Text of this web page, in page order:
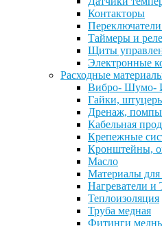
Контакторы
Таймеры и реле
Щиты
Электронные
Расходные
Вибро- Шумо-
Гайки,
Дренаж, помпы
Кабельная
Крепежные
Кронштейны,
Масло
Материалы для
Нагреватели
Теплоизоляция
Труба медная
Фитинги